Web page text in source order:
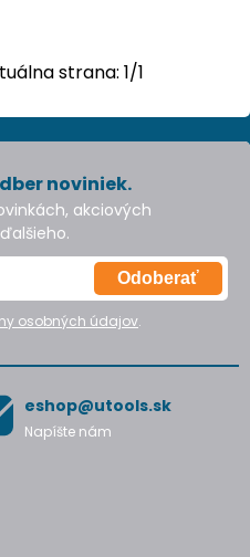
strana: 1/1
noviniek.
akciových
Odoberať
osobných údajov.
eshop@utools.sk
Napíšte nám